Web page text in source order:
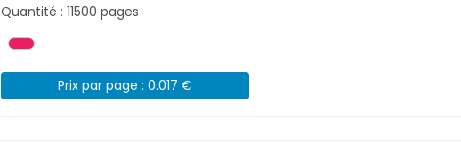
Quantité : 11500 pages
Prix par page : 0.017 €